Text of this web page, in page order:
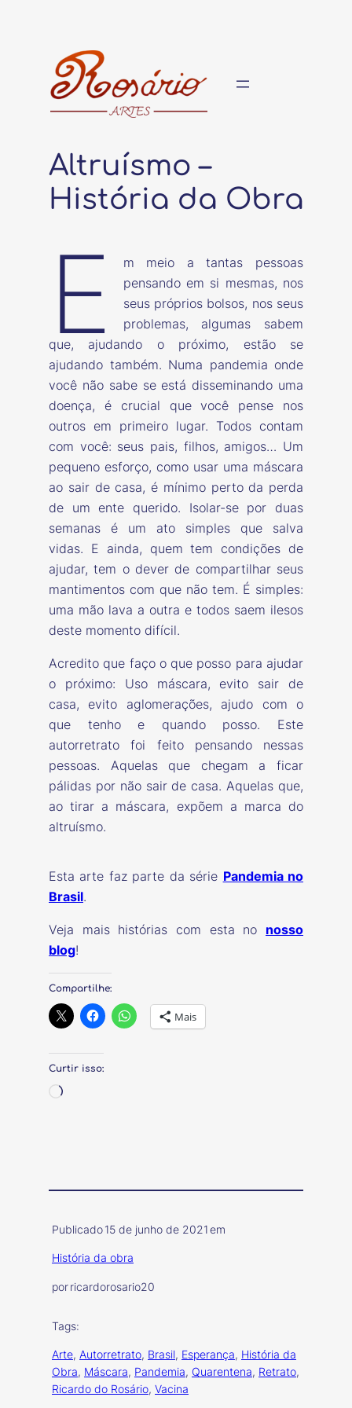
conteúdo
Altruísmo –
História da Obra
E
m meio a tantas pessoas
pensando em si mesmas, nos
seus próprios bolsos, nos seus
problemas, algumas sabem
que, ajudando o próximo, estão se
ajudando também. Numa pandemia onde
você não sabe se está disseminando uma
doença, é crucial que você pense nos
outros em primeiro lugar. Todos contam
com você: seus pais, filhos, amigos… Um
pequeno esforço, como usar uma máscara
ao sair de casa, é mínimo perto da perda
de um ente querido. Isolar-se por duas
semanas é um ato simples que salva
vidas. E ainda, quem tem condições de
ajudar, tem o dever de compartilhar seus
mantimentos com que não tem. É simples:
uma mão lava a outra e todos saem ilesos
deste momento difícil.
Acredito que faço o que posso para ajudar
o próximo: Uso máscara, evito sair de
casa, evito aglomerações, ajudo com o
que tenho e quando posso. Este
autorretrato foi feito pensando nessas
pessoas. Aquelas que chegam a ficar
pálidas por não sair de casa. Aquelas que,
ao tirar a máscara, expõem a marca do
altruísmo.
Esta arte faz parte da série Pandemia no
Brasil.
Veja mais histórias com esta no nosso
blog!
Compartilhe:
Mais
Curtir isso:
Carregando…
Publicado15 de junho de 2021em
História da obra
porricardorosario20
Tags:
Arte, Autorretrato, Brasil, Esperança, História da
Obra, Máscara, Pandemia, Quarentena, Retrato
Ricardo do Rosário, Vacina